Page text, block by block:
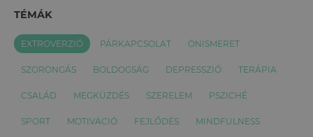
TÉMÁK
EXTROVERZIÓ PÁRKAPCSOLAT ÖNISMERET
SZORONGÁS BOLDOGSÁG DEPRESSZIÓ TERÁPIA
CSALÁD MEGKÜZDÉS SZERELEM PSZICHÉ
SPORT MOTIVÁCIÓ FEJLŐDÉS MINDFULNESS